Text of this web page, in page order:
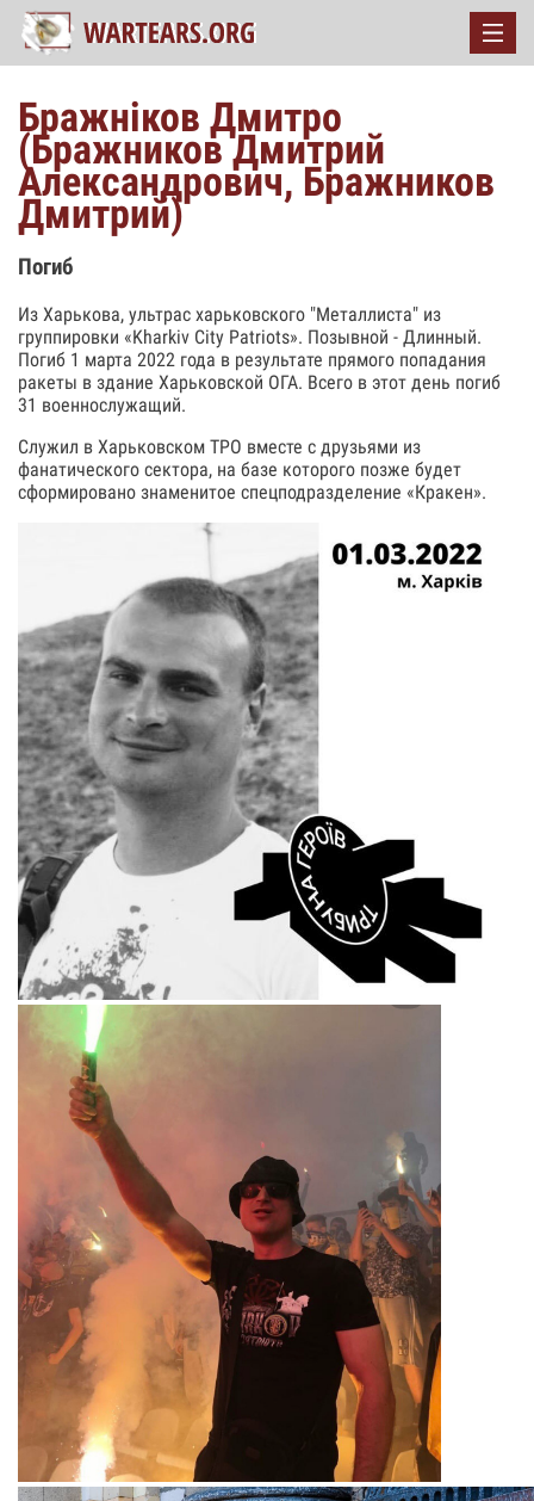
Бражніков Дмитро
(Бражников Дмитрий
Александрович, Бражников
Дмитрий)
Погиб
Из Харькова, ультрас харьковского "Металлиста" из
группировки «Kharkiv City Patriots». Позывной - Длинный.
Погиб 1 марта 2022 года в результате прямого попадания
ракеты в здание Харьковской ОГА. Всего в этот день погиб
31 военнослужащий.
Служил в Харьковском ТРО вместе с друзьями из
фанатического сектора, на базе которого позже будет
сформировано знаменитое спецподразделение «Кракен».